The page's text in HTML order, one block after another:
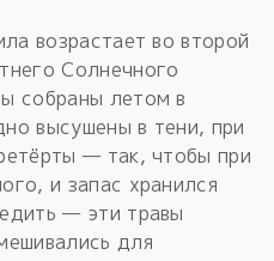
возрастает во второй
Солнечного
собраны летом в
высушены в тени, при
— так, чтобы при
и запас хранился
— эти травы
для